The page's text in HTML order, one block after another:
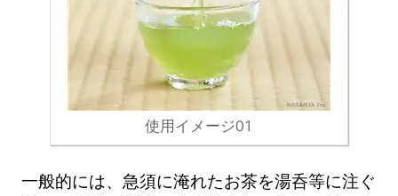
使用イメージ01
一般的には、急須に淹れたお茶を湯呑等に注ぐ